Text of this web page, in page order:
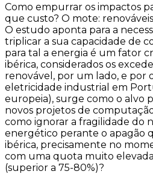
Como empurrar os impactos
que custo? O mote:
O estudo aponta para a
triplicar a sua capacidade de
para tal a energia é um fator
ibérica, considerados os
renovável, por um lado, e por
eletricidade industrial em
europeia), surge como o alvo
novos projetos de
como ignorar a fragilidade do
energético perante o apagão
ibérica, precisamente no
com uma quota muito
(superior a 75-80%)?